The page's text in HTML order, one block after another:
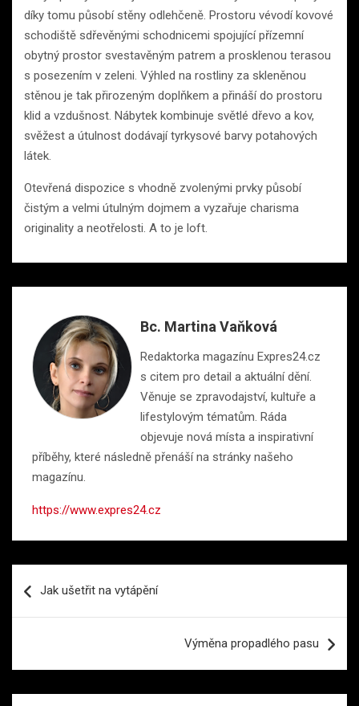
díky tomu působí stěny odlehčeně. Prostoru vévodí kovové
schodiště sdřevěnými schodnicemi spojující přízemní
obytný prostor svestavěným patrem a prosklenou terasou
s posezením v zeleni. Výhled na rostliny za skleněnou
stěnou je tak přirozeným doplňkem a přináší do prostoru
klid a vzdušnost. Nábytek kombinuje světlé dřevo a kov,
svěžest a útulnost dodávají tyrkysové barvy potahových
látek.
Otevřená dispozice s vhodně zvolenými prvky působí
čistým a velmi útulným dojmem a vyzařuje charisma
originality a neotřelosti. A to je loft.
Bc. Martina Vaňková
Redaktorka magazínu Expres24.cz
s citem pro detail a aktuální dění.
Věnuje se zpravodajství, kultuře a
lifestylovým tématům. Ráda
objevuje nová místa a inspirativní
příběhy, které následně přenáší na stránky našeho
magazínu.
https://www.expres24.cz
proJak ušetřit na vytápění
Výměna propadlého pasu